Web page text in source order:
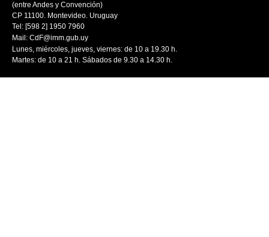
(entre Andes y Convención)
CP 11100. Montevideo. Uruguay
Tel: [598 2] 1950 7960
Mail: CdF@imm.gub.uy
Lunes, miércoles, jueves, viernes: de 10 a 19.30 h.
Martes: de 10 a 21 h. Sábados de 9.30 a 14.30 h.